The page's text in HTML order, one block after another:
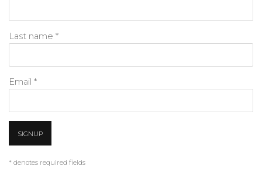
Last name *
Email *
SIGNUP
* denotes required fields